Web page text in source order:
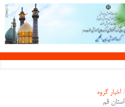
/ اخبار گروه
قم